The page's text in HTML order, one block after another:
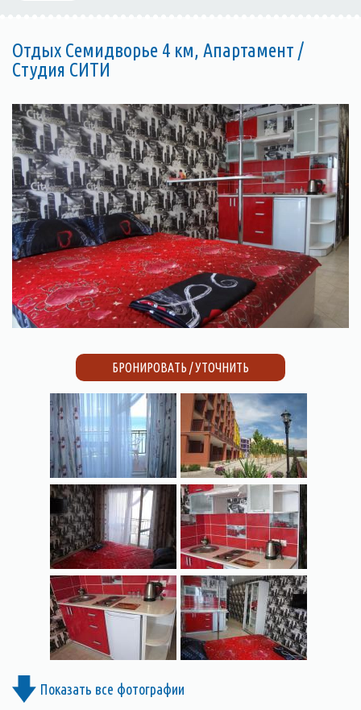
Отдых Семидворье 4 км, Апартамент /
Студия СИТИ
БРОНИРОВАТЬ / УТОЧНИТЬ
Показать все фотографии